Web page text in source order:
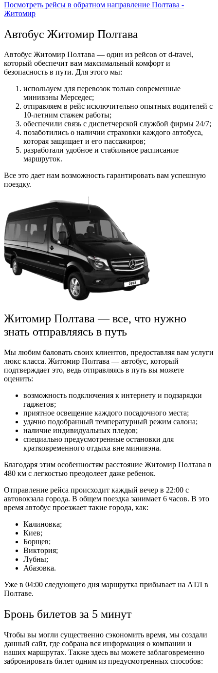
Посмотреть рейсы в обратном направление Полтава -
Житомир
Автобус Житомир Полтава
Автобус Житомир Полтава — один из рейсов от d-travel,
который обеспечит вам максимальный комфорт и
безопасность в пути. Для этого мы:
используем для перевозок только современные
минивэны Мерседес;
отправляем в рейс исключительно опытных водителей с
10-летним стажем работы;
обеспечили связь с диспетчерской службой фирмы 24/7;
позаботились о наличии страховки каждого автобуса,
которая защищает и его пассажиров;
разработали удобное и стабильное расписание
маршруток.
Все это дает нам возможность гарантировать вам успешную
поездку.
Житомир Полтава — все, что нужно
знать отправляясь в путь
Мы любим баловать своих клиентов, предоставляя вам услуги
люкс класса. Житомир Полтава — автобус, который
подтверждает это, ведь отправляясь в путь вы можете
оценить:
возможность подключения к интернету и подзарядки
гаджетов;
приятное освещение каждого посадочного места;
удачно подобранный температурный режим салона;
наличие индивидуальных пледов;
специально предусмотренные остановки для
кратковременного отдыха вне минивэна.
Благодаря этим особенностям расстояние Житомир Полтава в
480 км с легкостью преодолеет даже ребенок.
Отправление рейса происходит каждый вечер в 22:00 с
автовокзала города. В общем поездка занимает 6 часов. В это
время автобус проезжает такие города, как:
Калиновка;
Киев;
Борщев;
Виктория;
Лубны;
Абазовка.
Уже в 04:00 следующего дня маршрутка прибывает на АТЛ в
Полтаве.
Бронь билетов за 5 минут
Чтобы вы могли существенно сэкономить время, мы создали
данный сайт, где собрана вся информация о компании и
наших маршрутах. Также здесь вы можете заблаговременно
забронировать билет одним из предусмотренных способов: